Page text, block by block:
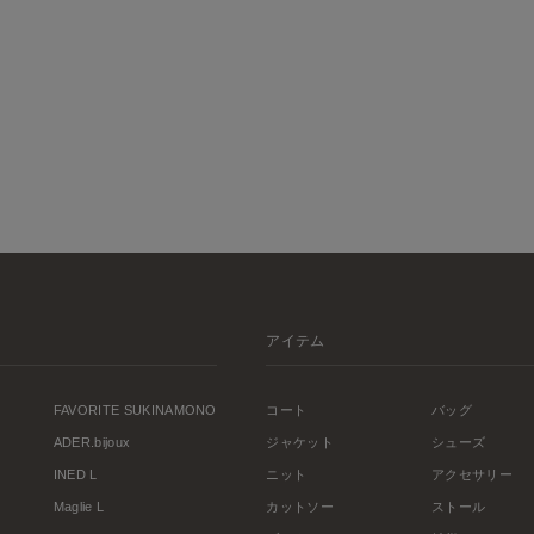
FAVORITE SUKINAMONO
ADER.bijoux
INED L
Maglie L
アイテム
コート
ジャケット
ニット
カットソー
バッグ
シューズ
アクセサリー
ストール